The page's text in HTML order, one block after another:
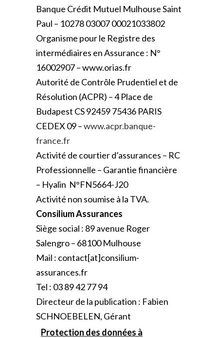
Banque Crédit Mutuel Mulhouse Saint
Paul – 10278 03007 00021033802
Organisme pour le Registre des
intermédiaires en Assurance : N°
16002907 – www.orias.fr
Autorité de Contrôle Prudentiel et de
Résolution (ACPR) – 4 Place de
Budapest CS 92459 75436 PARIS
CEDEX 09 –www.acpr.banque-
france.fr
Activité de courtier d’assurances – RC
Professionnelle – Garantie financière
– Hyalin N°FN5664-J20
Activité non soumise à la TVA.
Consilium Assurances
Siège social : 89 avenue Roger
Salengro – 68100 Mulhouse
Mail : contact[at]consilium-
assurances.fr
Tel : 03 89 42 77 94
Directeur de la publication : Fabien
SCHNOEBELEN, Gérant
Protection des données à